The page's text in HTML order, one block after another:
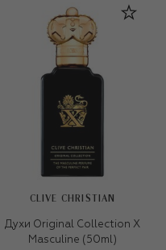
CLIVE CHRISTIAN
Духи Original Collection X
Masculine (50ml)